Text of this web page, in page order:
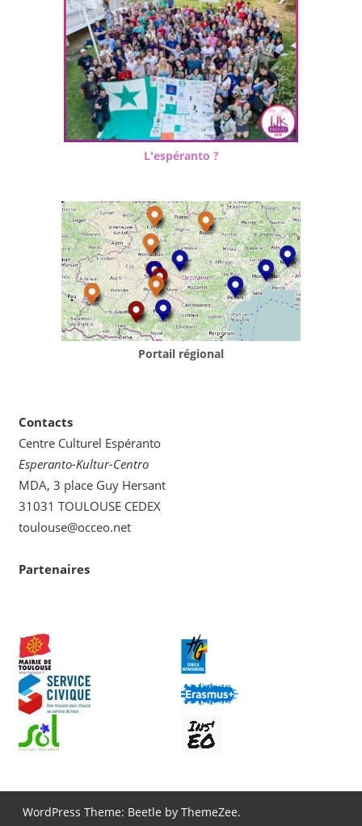
L'espéranto ?
Portail régional
Contacts
Centre Culturel Espéranto
Esperanto-Kultur-Centro
MDA, 3 place Guy Hersant
31031 TOULOUSE CEDEX
toulouse@occeo.net
Partenaires
WordPress Theme: Beetle by ThemeZee.